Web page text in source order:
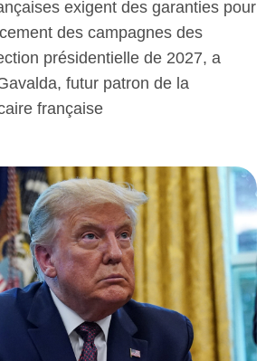
exigent des garanties pour
des campagnes des
présidentielle de 2027, a
futur patron de la
française